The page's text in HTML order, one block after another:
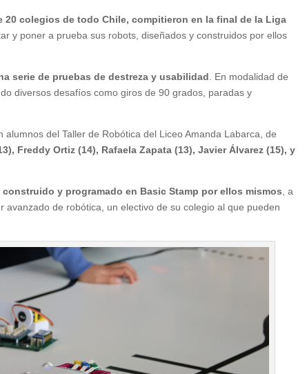
20 colegios de todo Chile, compitieron en la final de la Liga
y poner a prueba sus robots, diseñados y construidos por ellos
serie de pruebas de destreza y usabilidad . En modalidad de
diversos desafíos como giros de 90 grados, paradas y
del Taller de Robótica del Liceo Amanda Labarca, de
Freddy Ortiz (14), Rafaela Zapata (13), Javier Álvarez (15), y
y programado en Basic Stamp por ellos mismos , a
de robótica, un electivo de su colegio al que pueden